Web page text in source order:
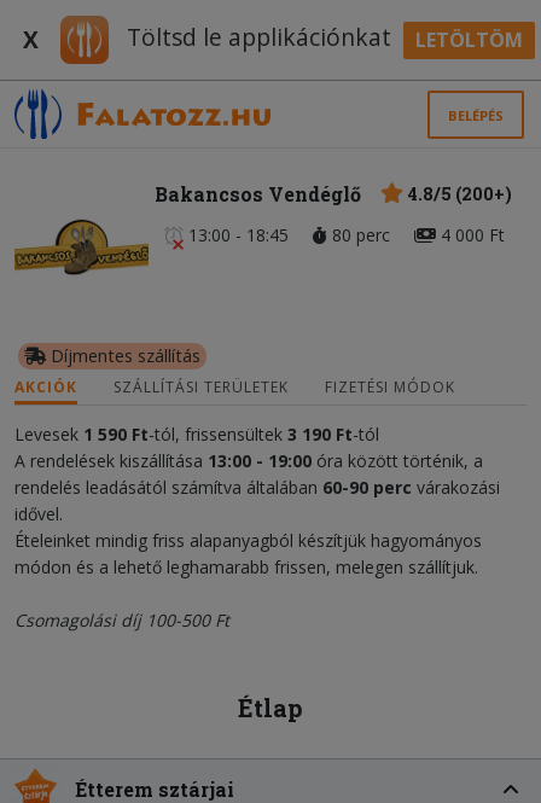
X Töltsd le applikációnkat LETÖLTÖM
BELÉPÉS
Bakancsos Vendéglő
4.8/5 (200+)
13:00 - 18:45
80 perc 4 000 Ft
Díjmentes szállítás
AKCIÓK SZÁLLÍTÁSI TERÜLETEK FIZETÉSI MÓDOK
Levesek 1 590 Ft-tól, frissensültek 3 190 Ft-tól
A rendelések kiszállítása 13:00 - 19:00 óra között történik, a
rendelés leadásától számítva általában 60-90 perc várakozási
idővel.
Ételeinket mindig friss alapanyagból készítjük hagyományos
módon és a lehető leghamarabb frissen, melegen szállítjuk.
Csomagolási díj 100-500 Ft
Étlap
Étterem sztárjai